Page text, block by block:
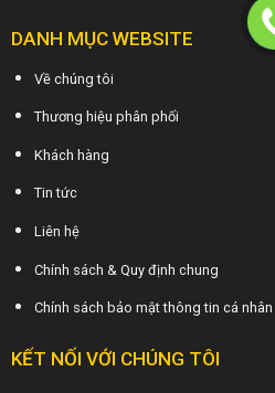
DANH MỤC WEBSITE
Về chúng tôi
Thương hiệu phân phối
Khách hàng
Tin tức
Liên hệ
Chính sách & Quy định chung
Chính sách bảo mật thông tin cá nhân
KẾT NỐI VỚI CHÚNG TÔI